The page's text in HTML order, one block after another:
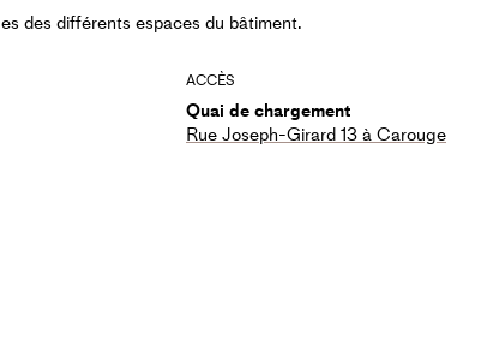
des différents espaces du bâtiment.
ACCÈS
Quai de chargement
Rue Joseph-Girard 13 à Carouge